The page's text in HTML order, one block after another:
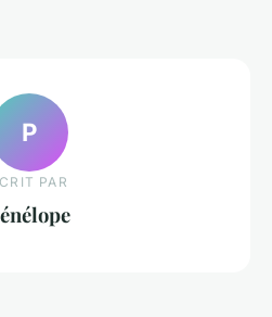
P
PAR